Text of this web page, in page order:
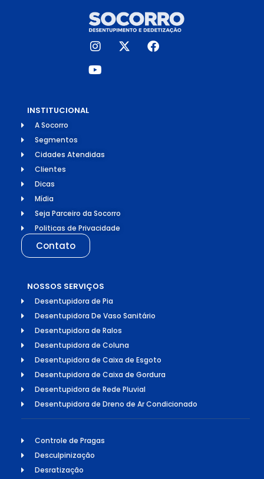
INSTITUCIONAL
A Socorro
Segmentos
Cidades Atendidas
Clientes
Dicas
Mídia
Seja Parceiro da Socorro
Politicas de Privacidade
Contato
NOSSOS SERVIÇOS
Desentupidora de Pia
Desentupidora De Vaso Sanitário
Desentupidora de Ralos
Desentupidora de Coluna
Desentupidora de Caixa de Esgoto
Desentupidora de Caixa de Gordura
Desentupidora de Rede Pluvial
Desentupidora de Dreno de Ar Condicionado
Controle de Pragas
Desculpinização
Desratização